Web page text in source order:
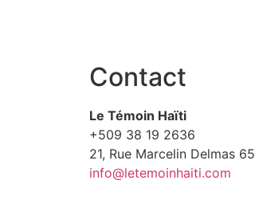
Contact
Le Témoin Haïti
+509 38 19 2636
21, Rue Marcelin Delmas 65
info@letemoinhaiti.com